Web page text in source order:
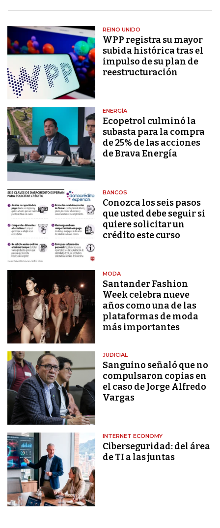
REINO UNIDO
WPP registra su mayor
subida histórica tras el
impulso de su plan de
reestructuración
ENERGÍA
Ecopetrol culminó la
subasta para la compra
de 25% de las acciones
de Brava Energía
BANCOS
Conozca los seis pasos
que usted debe seguir si
quiere solicitar un
crédito este curso
MODA
Santander Fashion
Week celebra nueve
años como una de las
plataformas de moda
más importantes
JUDICIAL
Sanguino señaló que no
compulsaron copias en
el caso de Jorge Alfredo
Vargas
INTERNET ECONOMY
Ciberseguridad: del área
de TI a las juntas